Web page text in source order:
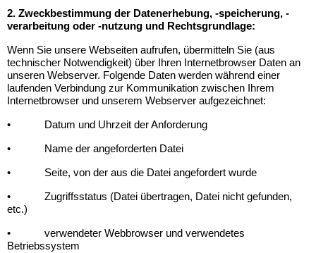
2. Zweckbestimmung der Datenerhebung, -speicherung, -
verarbeitung oder -nutzung und Rechtsgrundlage:
Wenn Sie unsere Webseiten aufrufen, übermitteln Sie (aus
technischer Notwendigkeit) über Ihren Internetbrowser Daten an
unseren Webserver. Folgende Daten werden während einer
laufenden Verbindung zur Kommunikation zwischen Ihrem
Internetbrowser und unserem Webserver aufgezeichnet:
• Datum und Uhrzeit der Anforderung
• Name der angeforderten Datei
• Seite, von der aus die Datei angefordert wurde
• Zugriffsstatus (Datei übertragen, Datei nicht gefunden,
etc.)
• verwendeter Webbrowser und verwendetes
Betriebssystem